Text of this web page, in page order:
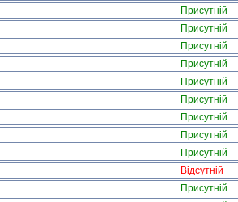
Присутній
Присутній
Присутній
Присутній
Присутній
Присутній
Присутній
Присутній
Присутній
Відсутній
Присутній